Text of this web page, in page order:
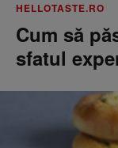
HELLOTASTE.RO
Cum să
sfatul